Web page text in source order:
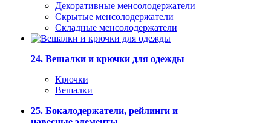
Декоративные менсолодержатели
Скрытые менсолодержатели
Складные менсолодержатели
24. Вешалки и крючки для одежды
Крючки
Вешалки
25. Бокалодержатели, рейлинги и